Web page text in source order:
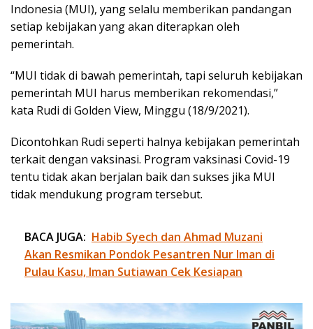
Indonesia (MUI), yang selalu memberikan pandangan
setiap kebijakan yang akan diterapkan oleh
pemerintah.
“MUI tidak di bawah pemerintah, tapi seluruh kebijakan
pemerintah MUI harus memberikan rekomendasi,”
kata Rudi di Golden View, Minggu (18/9/2021).
Dicontohkan Rudi seperti halnya kebijakan pemerintah
terkait dengan vaksinasi. Program vaksinasi Covid-19
tentu tidak akan berjalan baik dan sukses jika MUI
tidak mendukung program tersebut.
BACA JUGA: Habib Syech dan Ahmad Muzani
Akan Resmikan Pondok Pesantren Nur Iman di
Pulau Kasu, Iman Sutiawan Cek Kesiapan